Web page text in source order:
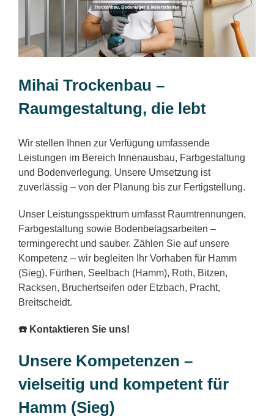
Mihai Trockenbau –
Raumgestaltung, die lebt
Wir stellen Ihnen zur Verfügung umfassende
Leistungen im Bereich Innenausbau, Farbgestaltung
und Bodenverlegung. Unsere Umsetzung ist
zuverlässig – von der Planung bis zur Fertigstellung.
Unser Leistungsspektrum umfasst Raumtrennungen,
Farbgestaltung sowie Bodenbelagsarbeiten –
termingerecht und sauber. Zählen Sie auf unsere
Kompetenz – wir begleiten Ihr Vorhaben für Hamm
(Sieg), Fürthen, Seelbach (Hamm), Roth, Bitzen,
Racksen, Bruchertseifen oder Etzbach, Pracht,
Breitscheidt.
☎️ Kontaktieren Sie uns!
Unsere Kompetenzen –
vielseitig und kompetent für
Hamm (Sieg)